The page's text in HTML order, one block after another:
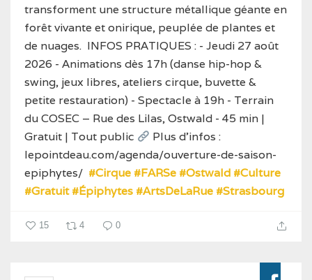
transforment une structure métallique géante en
forêt vivante et onirique, peuplée de plantes et
de nuages. INFOS PRATIQUES : - Jeudi 27 août
2026 - Animations dès 17h (danse hip-hop &
swing, jeux libres, ateliers cirque, buvette &
petite restauration) - Spectacle à 19h - Terrain
du COSEC – Rue des Lilas, Ostwald - 45 min |
Gratuit | Tout public
Plus d’infos :
lepointdeau.com/agenda/ouverture-de-saison-
epiphytes/ #Cirque #FARSe #Ostwald #Culture
#Gratuit #Épiphytes #ArtsDeLaRue #Strasbourg
15 4 0